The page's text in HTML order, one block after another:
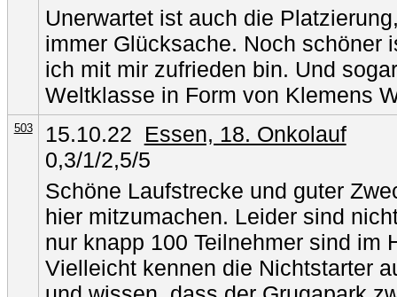
Unerwartet ist auch die
immer Glücksache. Noch schöner
ich mit mir zufrieden bin. Und
Weltklasse in Form von Klemens
503 15.10.22 Essen, 18. Onkolauf
0,3/1/2,5/5
Schöne Laufstrecke und guter
hier mitzumachen. Leider sind
nur knapp 100 Teilnehmer sind im
Vielleicht kennen die Nichtstarter